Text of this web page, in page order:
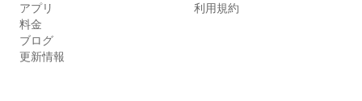
アプリ
料金
ブログ
更新情報
利用規約